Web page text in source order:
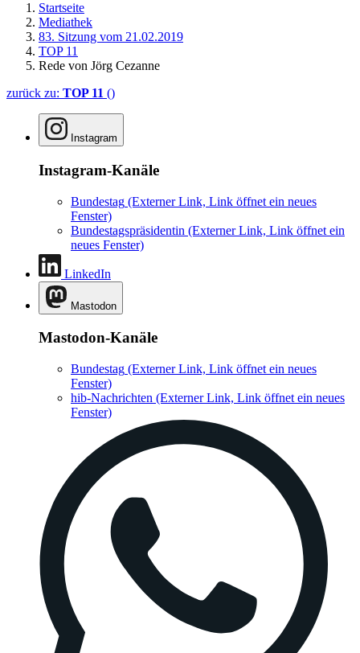
Startseite
Mediathek
83. Sitzung vom 21.02.2019
TOP 11
Rede von Jörg Cezanne
zurück zu: TOP 11 ()
Instagram
Instagram-Kanäle
Bundestag (Externer Link, Link öffnet ein neues
Fenster)
Bundestagspräsidentin (Externer Link, Link öffnet ein
neues Fenster)
LinkedIn
Mastodon
Mastodon-Kanäle
Bundestag (Externer Link, Link öffnet ein neues
Fenster)
hib-Nachrichten (Externer Link, Link öffnet ein neues
Fenster)